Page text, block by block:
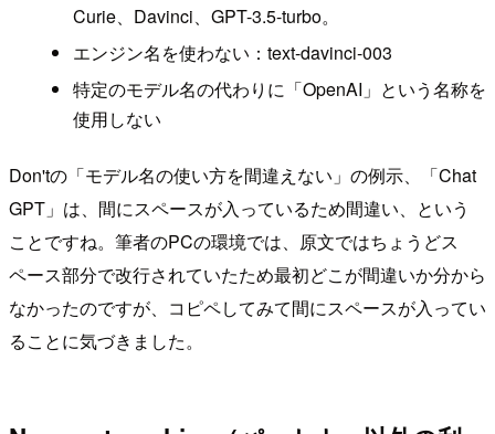
Curie、Davinci、GPT-3.5-turbo。
エンジン名を使わない：text-davinci-003
特定のモデル名の代わりに「OpenAI」という名称を
使用しない
Don'tの「モデル名の使い方を間違えない」の例示、「Chat
GPT」は、間にスペースが入っているため間違い、という
ことですね。筆者のPCの環境では、原文ではちょうどス
ペース部分で改行されていたため最初どこが間違いか分から
なかったのですが、コピペしてみて間にスペースが入ってい
ることに気づきました。